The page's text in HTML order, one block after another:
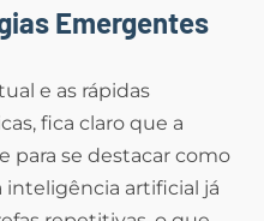
Emergentes
e as rápidas
fica claro que a
para se destacar como
inteligência artificial já